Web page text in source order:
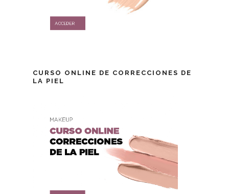
CURSO ONLINE DE CORRECCIONES DE
LA PIEL